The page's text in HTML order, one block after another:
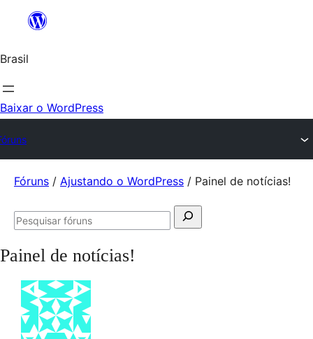
o
conteúdo
Brasil
Baixar o WordPress
PularFóruns / Ajustando o WordPress / Painel de notícias!
Pesquisar
Pesquisar
Painel de notícias!